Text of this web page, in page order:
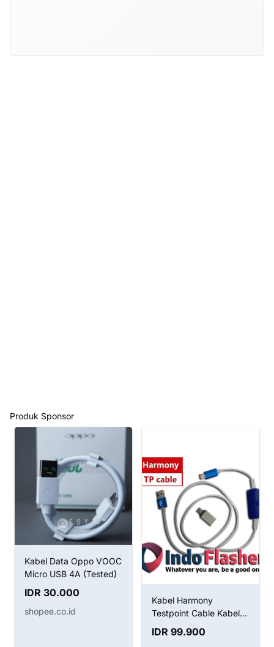
Produk Sponsor
Kabel Data Oppo VOOC
Micro USB 4A (Tested)
IDR 30.000
shopee.co.id
Kabel Harmony
Testpoint Cable Kabel
Boot Huawei
IDR 99.900